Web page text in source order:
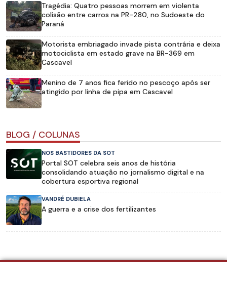
Tragédia: Quatro pessoas morrem em violenta
colisão entre carros na PR-280, no Sudoeste do
Paraná
Motorista embriagado invade pista contrária e deixa
motociclista em estado grave na BR-369 em
Cascavel
Menino de 7 anos fica ferido no pescoço após ser
atingido por linha de pipa em Cascavel
BLOG / COLUNAS
NOS BASTIDORES DA SOT
Portal SOT celebra seis anos de história
consolidando atuação no jornalismo digital e na
cobertura esportiva regional
VANDRÉ DUBIELA
A guerra e a crise dos fertilizantes